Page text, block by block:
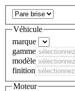
Véhicule
marque
gamme
modèle
finition
Moteur